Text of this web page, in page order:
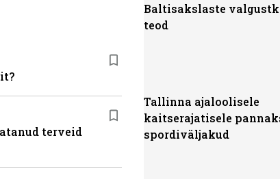
terveid
Baltisakslaste
teod
Tallinna ajaloolisele
kaitserajatisele
spordiväljakud